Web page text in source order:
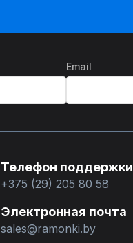
Email
Телефон поддержки
+375 (29) 205 80 58
Электронная почта
sales@ramonki.by